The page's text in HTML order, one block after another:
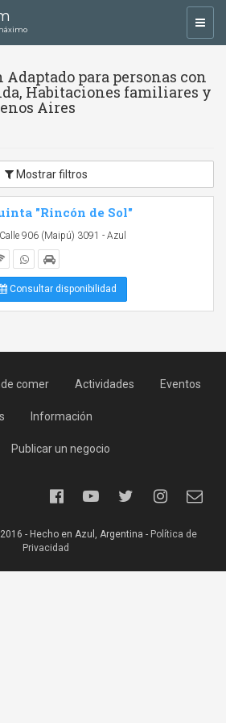
para personas con
Habitaciones familiares y
Aires
Mostrar filtros
"Rincón de Sol"
Calle 906 (Maipú) 3091 - Azul
Consultar disponibilidad
comer Actividades Eventos
Información
Publicar un negocio
- Hecho en Azul, Argentina - Política de
Privacidad